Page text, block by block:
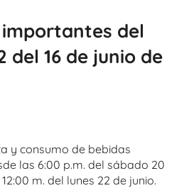
del
del 16 de junio de
y consumo de bebidas
las 6:00 p.m. del sábado 20
m. del lunes 22 de junio.